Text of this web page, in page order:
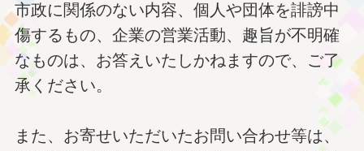
市政に関係のない内容、個人や団体を誹謗中
傷するもの、企業の営業活動、趣旨が不明確
なものは、お答えいたしかねますので、ご了
承ください。
また、お寄せいただいたお問い合わせ等は、